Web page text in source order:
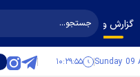
گزارش و گفت‌وگو
Sunday 09 ۱۰:۲۹:۵۶